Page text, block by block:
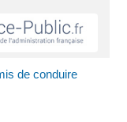
de conduire